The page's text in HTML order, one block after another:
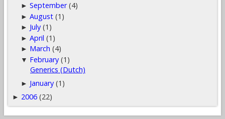
►September (4)
►August (1)
► July (1)
►April (1)
► March (4)
▼ February (1)
Generics (Dutch)
► January (1)
► 2006 (22)